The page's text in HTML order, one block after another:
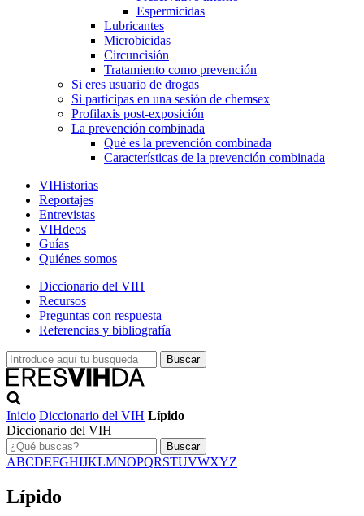
Espermicidas
Lubricantes
Microbicidas
Circuncisión
Tratamiento como prevención
Si eres usuario de drogas
Si participas en una sesión de chemsex
Profilaxis post-exposición
La prevención combinada
Qué es la prevención combinada
Características de la prevención combinada
VIHistorias
Reportajes
Entrevistas
VIHdeos
Guías
Quiénes somos
Diccionario del VIH
Recursos
Preguntas con respuesta
Referencias y bibliografía
Inicio Diccionario del VIH Lípido
Diccionario del VIH
Buscar
ABCDEFGHIJKLMNOPQRSTUVWXYZ
Lípido